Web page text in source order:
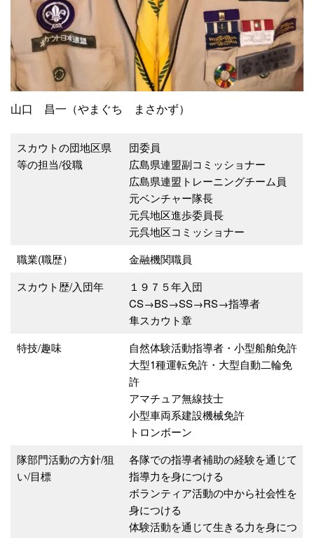
山口 昌一（やまぐち まさかず）
スカウトの団地区県
等の担当/役職
団委員
広島県連盟副コミッショナー
広島県連盟トレーニングチーム員
元ベンチャー隊長
元呉地区進歩委員長
元呉地区コミッショナー
職業(職歴）
金融機関職員
スカウト歴/入団年
１９７５年入団
CS→BS→SS→RS→指導者
隼スカウト章
特技/趣味
自然体験活動指導者・小型船舶免許
大型1種運転免許・大型自動二輪免
許
アマチュア無線技士
小型車両系建設機械免許
トロンボーン
隊部門活動の方針/狙
い/目標
各隊での指導者補助の経験を通じて
指導力を身につける
ボランティア活動の中から社会性を
身につける
体験活動を通じて生きる力を身につ